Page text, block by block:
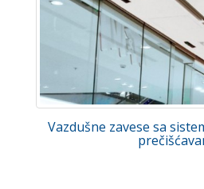
Vazdušne zavese sa